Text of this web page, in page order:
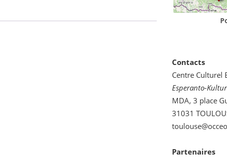
Contacts
Centre Culturel
Esperanto-
MDA, 3 place
31031
Partenaires